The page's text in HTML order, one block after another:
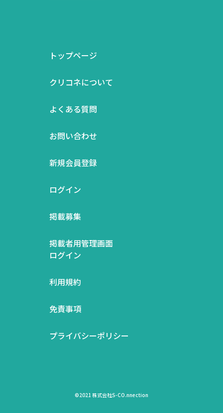
トップページ
クリコネについて
よくある質問
お問い合わせ
新規会員登録
ログイン
掲載募集
掲載者用管理画面
ログイン
利用規約
免責事項
プライバシーポリシー
©2021 株式会社S-CO.nnection